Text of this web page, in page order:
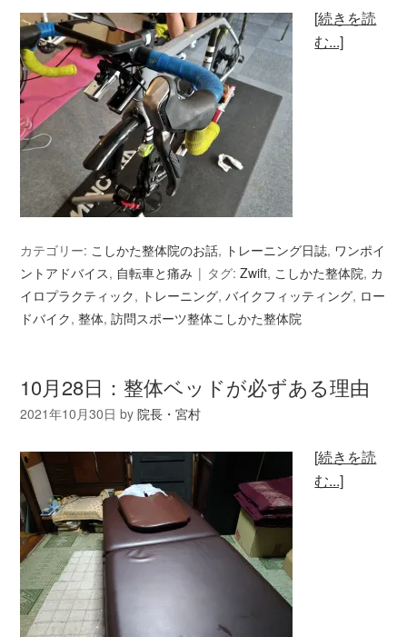
[続きを読
む...]
カテゴリー: こしかた整体院のお話, トレーニング日誌, ワンポイ
ントアドバイス, 自転車と痛み タグ:Zwift, こしかた整体院, カ
イロプラクティック, トレーニング,バイクフィッティング, ロー
ドバイク,整体,訪問スポーツ整体こしかた整体院
10月28日：整体ベッドが必ずある理由
2021年10月30日 by院長・宮村
[続きを読
む...]